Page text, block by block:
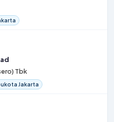
Tbk
Jakarta